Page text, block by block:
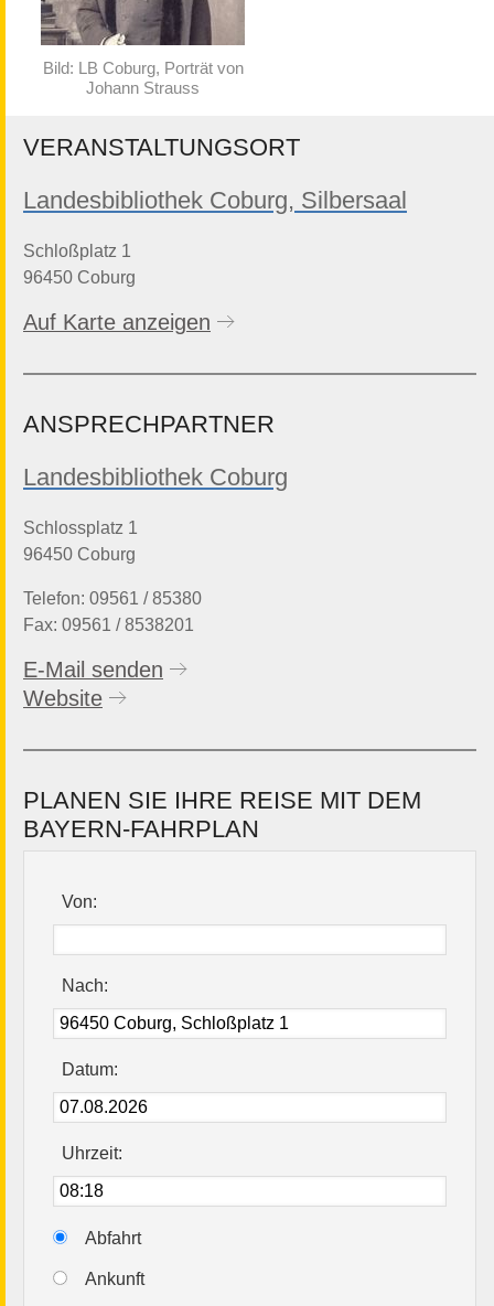
Bild: LB Coburg, Porträt von
Johann Strauss
VERANSTALTUNGSORT
Landesbibliothek Coburg, Silbersaal
Schloßplatz 1
96450 Coburg
Auf Karte anzeigen
ANSPRECHPARTNER
Landesbibliothek Coburg
Schlossplatz 1
96450 Coburg
Telefon: 09561 / 85380
Fax: 09561 / 8538201
E-Mail senden
Website
PLANEN SIE IHRE REISE MIT DEM
BAYERN-FAHRPLAN
Von:
Nach:
Datum:
Uhrzeit:
Abfahrt
Ankunft